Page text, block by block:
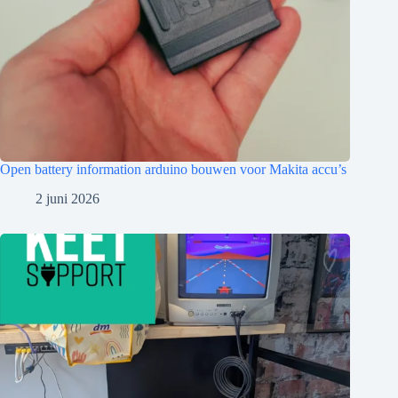
Open battery information arduino bouwen voor Makita accu’s
2 juni 2026